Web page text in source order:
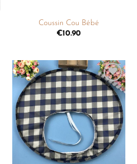
Coussin Cou Bébé
€10.90
Ajouter
à la
liste de
souhaits